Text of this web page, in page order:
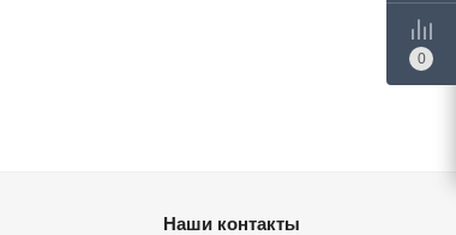
Наши контакты
0